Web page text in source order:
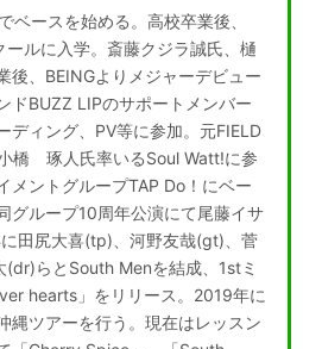
ベースを始める。高校卒業後、
ルに入学。斎藤クジラ誠氏、樋
後、BEINGよりメジャーデビュー
ドBUZZ LIPのサポートメンバー
ディング、PV等に参加。元FIELD
橋 琢人氏率いるSoul Watt!に参
メントグループTAP Do！にベー
グループ10周年公演にて尾藤イサ
田尻大喜(tp)、河野友哉(gt)、菅
らとSouth Menを結成、1stミ
hearts」をリリース。2019年に
縄ツアーを行う。現在はレッスン